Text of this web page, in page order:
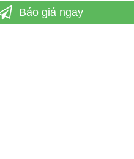
Báo giá ngay